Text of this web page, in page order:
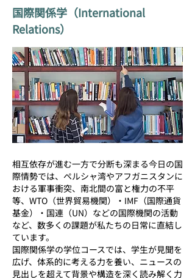
国際関係学（International
Relations）
相互依存が進む一方で分断も深まる今日の国
際情勢では、ペルシャ湾やアフガニスタンに
おける軍事衝突、南北間の富と権力の不平
等、WTO（世界貿易機関）・IMF（国際通貨
基金）・国連（UN）などの国際機関の活動
など、数多くの課題が私たちの日常に直結し
ています。
国際関係学の学位コースでは、学生が見聞を
広げ、体系的に考える力を養い、ニュースの
見出しを超えて背景や構造を深く読み解く力